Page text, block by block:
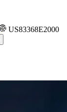
US83368E2000